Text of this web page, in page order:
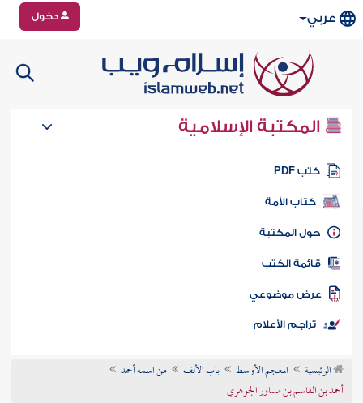
عربي دخول
المكتبة الإسلامية
كتب PDF
كتاب الأمة
المكتبة
الكتب
موضوعي
تراجم الأعلام
الرئيسية المعجم الأوسط باب الألف
من اسمه أحمد
أحمد بن القاسم بن مساور الجوهري